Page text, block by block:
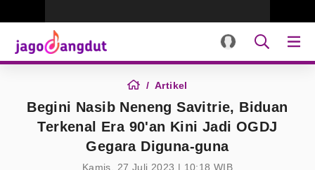
Artikel
Begini Nasib Neneng Savitrie, Biduan
Terkenal Era 90'an Kini Jadi OGDJ
Gegara Diguna-guna
Kamis, 27 Juli 2023 | 10:18 WIB